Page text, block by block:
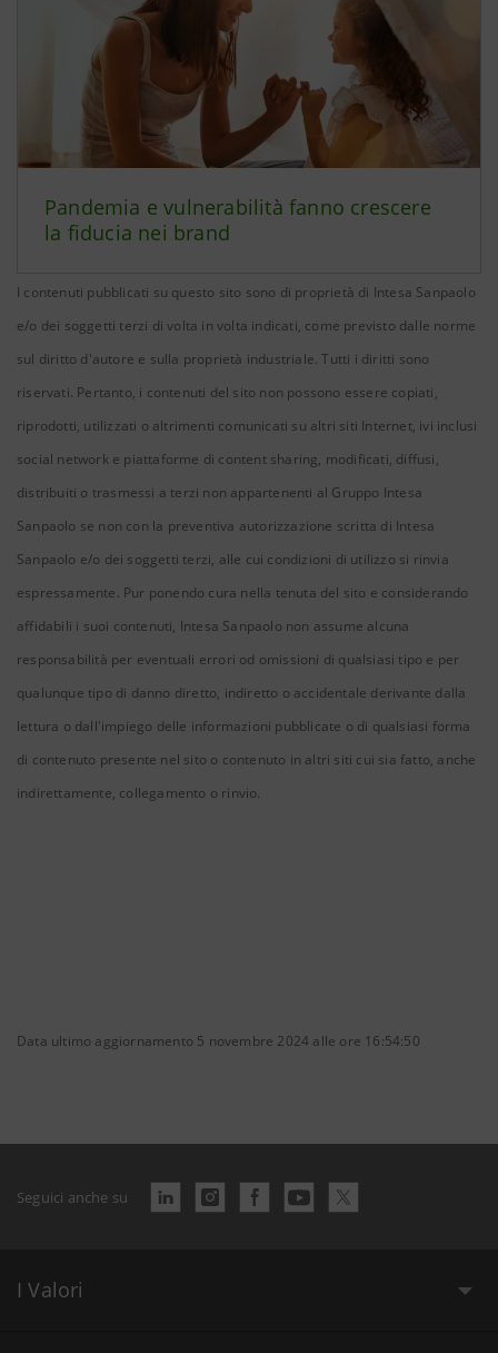
Pandemia e vulnerabilità fanno crescere
la fiducia nei brand
I contenuti pubblicati su questo sito sono di proprietà di Intesa Sanpaolo
e/o dei soggetti terzi di volta in volta indicati, come previsto dalle norme
sul diritto d'autore e sulla proprietà industriale. Tutti i diritti sono
riservati. Pertanto, i contenuti del sito non possono essere copiati,
riprodotti, utilizzati o altrimenti comunicati su altri siti Internet, ivi inclusi
social network e piattaforme di content sharing, modificati, diffusi,
distribuiti o trasmessi a terzi non appartenenti al Gruppo Intesa
Sanpaolo se non con la preventiva autorizzazione scritta di Intesa
Sanpaolo e/o dei soggetti terzi, alle cui condizioni di utilizzo si rinvia
espressamente. Pur ponendo cura nella tenuta del sito e considerando
affidabili i suoi contenuti, Intesa Sanpaolo non assume alcuna
responsabilità per eventuali errori od omissioni di qualsiasi tipo e per
qualunque tipo di danno diretto, indiretto o accidentale derivante dalla
lettura o dall'impiego delle informazioni pubblicate o di qualsiasi forma
di contenuto presente nel sito o contenuto in altri siti cui sia fatto, anche
indirettamente, collegamento o rinvio.
Data ultimo aggiornamento 5 novembre 2024 alle ore 16:54:50
Seguici anche su
I Valori